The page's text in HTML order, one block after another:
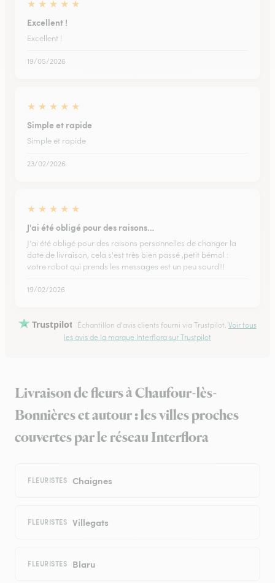
★ ★ ★ ★ ★
Excellent !
Excellent !
19/05/2026
★ ★ ★ ★ ★
Simple et rapide
Simple et rapide
23/02/2026
★ ★ ★ ★ ★
J'ai été obligé pour des raisons…
J'ai été obligé pour des raisons personnelles de changer la
date de livraison, cela s'est très bien passé ,petit bémol :
votre robot qui prends les messages est un peu sourd!!!
19/02/2026
Trustpilot Échantillon d'avis clients fourni via Trustpilot. Voir tous
les avis de la marque Interflora sur Trustpilot
Livraison de fleurs à Chaufour-lès-
Bonnières et autour : les villes proches
couvertes par le réseau Interflora
FLEURISTES Chaignes
FLEURISTES Villegats
FLEURISTES Blaru